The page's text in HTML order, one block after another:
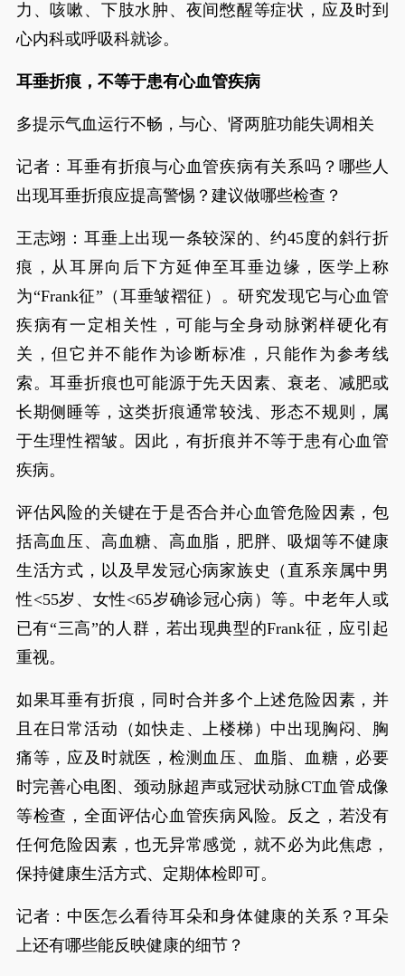
力、咳嗽、下肢水肿、夜间憋醒等症状，应及时到
心内科或呼吸科就诊。
耳垂折痕，不等于患有心血管疾病
多提示气血运行不畅，与心、肾两脏功能失调相关
记者：耳垂有折痕与心血管疾病有关系吗？哪些人
出现耳垂折痕应提高警惕？建议做哪些检查？
王志翊：耳垂上出现一条较深的、约45度的斜行折
痕，从耳屏向后下方延伸至耳垂边缘，医学上称
为“Frank征”（耳垂皱褶征）。研究发现它与心血管
疾病有一定相关性，可能与全身动脉粥样硬化有
关，但它并不能作为诊断标准，只能作为参考线
索。耳垂折痕也可能源于先天因素、衰老、减肥或
长期侧睡等，这类折痕通常较浅、形态不规则，属
于生理性褶皱。因此，有折痕并不等于患有心血管
疾病。
评估风险的关键在于是否合并心血管危险因素，包
括高血压、高血糖、高血脂，肥胖、吸烟等不健康
生活方式，以及早发冠心病家族史（直系亲属中男
性<55岁、女性<65岁确诊冠心病）等。中老年人或
已有“三高”的人群，若出现典型的Frank征，应引起
重视。
如果耳垂有折痕，同时合并多个上述危险因素，并
且在日常活动（如快走、上楼梯）中出现胸闷、胸
痛等，应及时就医，检测血压、血脂、血糖，必要
时完善心电图、颈动脉超声或冠状动脉CT血管成像
等检查，全面评估心血管疾病风险。反之，若没有
任何危险因素，也无异常感觉，就不必为此焦虑，
保持健康生活方式、定期体检即可。
记者：中医怎么看待耳朵和身体健康的关系？耳朵
上还有哪些能反映健康的细节？